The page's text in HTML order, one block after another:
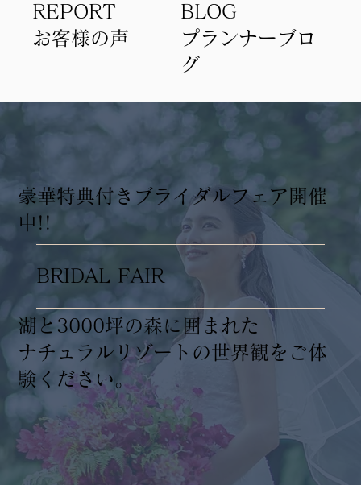
​豪華特典付きブライダルフェア開催
中!!
BRIDAL FAIR
湖と3000坪の森に囲まれた
ナチュラルリゾートの世界観をご体
験ください。
​プランナーブロ
グ
BLOG
REPORT
​お客様の声